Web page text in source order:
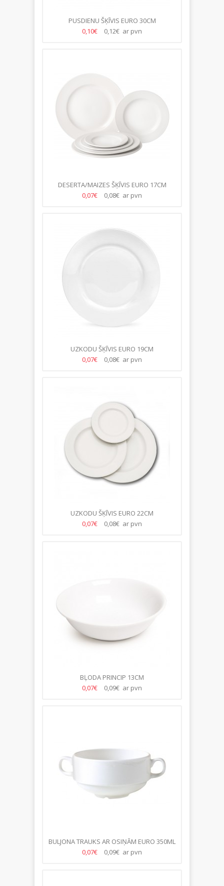
PUSDIENU ŠĶĪVIS EURO 30CM
0,10€
0,12€ ar pvn
DESERTA/MAIZES ŠĶĪVIS EURO 17CM
0,07€
0,08€ ar pvn
UZKODU ŠĶĪVIS EURO 19CM
0,07€
0,08€ ar pvn
UZKODU ŠĶĪVIS EURO 22CM
0,07€
0,08€ ar pvn
BĻODA PRINCIP 13CM
0,07€
0,09€ ar pvn
BULJONA TRAUKS AR OSIŅĀM EURO 350ML
0,07€
0,09€ ar pvn